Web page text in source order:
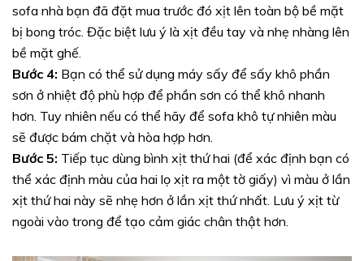
sofa nhà bạn đã đặt mua trước đó xịt lên toàn bộ bề mặt
bị bong tróc. Đặc biệt lưu ý là xịt đều tay và nhẹ nhàng lên
bề mặt ghế.
Bước 4: Bạn có thể sử dụng máy sấy để sấy khô phần
sơn ở nhiệt độ phù hợp để phần sơn có thể khô nhanh
hơn. Tuy nhiên nếu có thể hãy để sofa khô tự nhiên màu
sẽ được bám chặt và hòa hợp hơn.
Bước 5: Tiếp tục dùng bình xịt thứ hai (để xác định bạn có
thể xác định màu của hai lọ xịt ra một tờ giấy) vì màu ở lần
xịt thứ hai này sẽ nhẹ hơn ở lần xịt thứ nhất. Lưu ý xịt từ
ngoài vào trong để tạo cảm giác chân thật hơn.